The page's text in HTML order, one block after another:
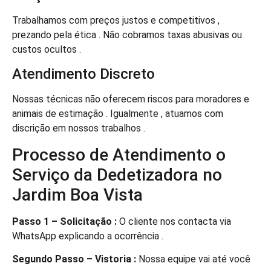
Trabalhamos com preços justos e competitivos ,
prezando pela ética . Não cobramos taxas abusivas ou
custos ocultos .
Atendimento Discreto
Nossas técnicas não oferecem riscos para moradores e
animais de estimação . Igualmente , atuamos com
discrição em nossos trabalhos .
Processo de Atendimento o
Serviço da Dedetizadora no
Jardim Boa Vista
Passo 1 – Solicitação : O cliente nos contacta via
WhatsApp explicando a ocorrência .
Segundo Passo – Vistoria : Nossa equipe vai até você